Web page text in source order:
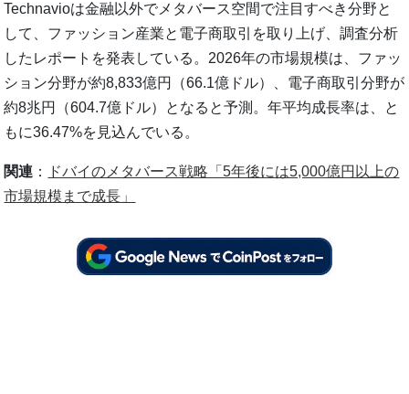
Technavioは金融以外でメタバース空間で注目すべき分野と
して、ファッション産業と電子商取引を取り上げ、調査分析
したレポートを発表している。2026年の市場規模は、ファッ
ション分野が約8,833億円（66.1億ドル）、電子商取引分野が
約8兆円（604.7億ドル）となると予測。年平均成長率は、と
もに36.47%を見込んでいる。
関連 ：
ドバイのメタバース戦略「5年後には5,000億円以上の
市場規模まで成長」